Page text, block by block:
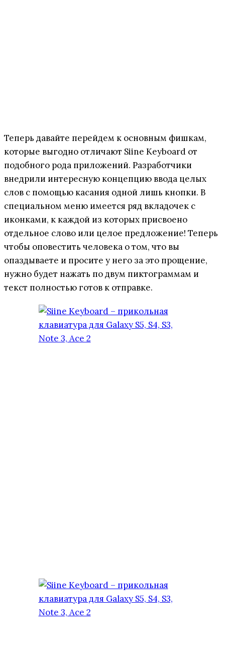
Теперь давайте перейдем к основным фишкам,
которые выгодно отличают Siine Keyboard от
подобного рода приложений. Разработчики
внедрили интересную концепцию ввода целых
слов с помощью касания одной лишь кнопки. В
специальном меню имеется ряд вкладочек с
иконками, к каждой из которых присвоено
отдельное слово или целое предложение! Теперь
чтобы оповестить человека о том, что вы
опаздываете и просите у него за это прощение,
нужно будет нажать по двум пиктограммам и
текст полностью готов к отправке.